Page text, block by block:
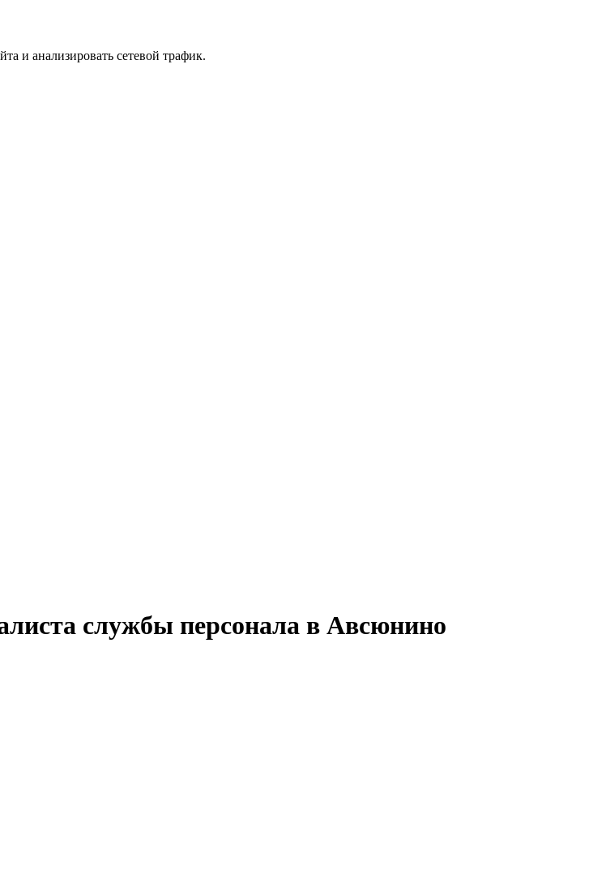
и анализировать сетевой трафик.
службы персонала в Авсюнино